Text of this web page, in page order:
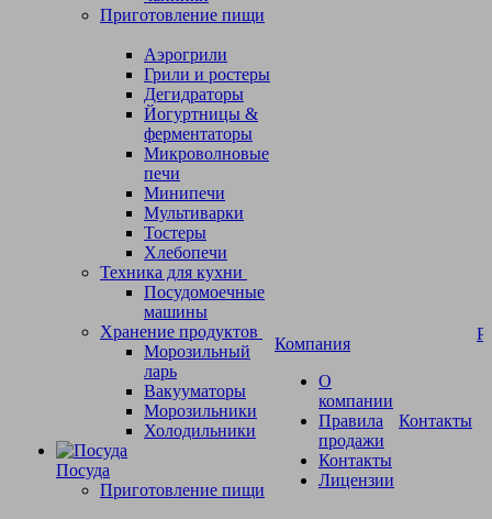
Приготовление пищи
Аэрогрили
Грили и ростеры
Дегидраторы
Йогуртницы &
ферментаторы
Микроволновые
печи
Минипечи
Мультиварки
Тостеры
Хлебопечи
Техника для кухни
Посудомоечные
машины
Хранение продуктов
Морозильный
ларь
Вакууматоры
Морозильники
Холодильники
Посуда
Приготовление пищи
Компания
О
компании
Правила
продажи
Контакты
Лицензии
Контакты